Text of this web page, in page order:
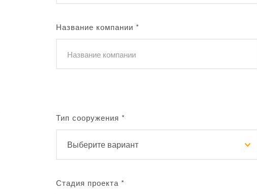
Название компании *
Тип сооружения *
Стадия проекта *